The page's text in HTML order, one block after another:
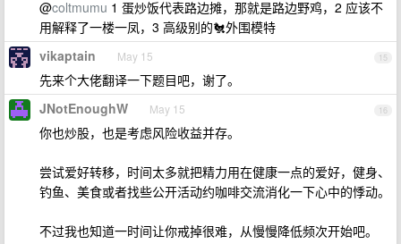
@coltmumu 1 蛋炒饭代表路边摊，那就是路边野鸡，2 应该不
用解释了一楼一凤，3 高级别的🐔外围模特
15
vikaptain May 15
先来个大佬翻译一下题目吧，谢了。
16
JNotEnoughW May 15
你也炒股，也是考虑风险收益并存。
尝试爱好转移，时间太多就把精力用在健康一点的爱好，健身、
钓鱼、美食或者找些公开活动约咖啡交流消化一下心中的悸动。
不过我也知道一时间让你戒掉很难，从慢慢降低频次开始吧。